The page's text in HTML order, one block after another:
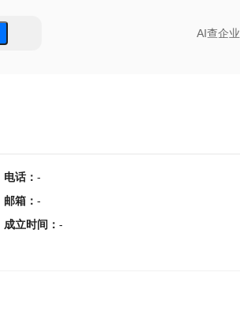
AI查企业
电话： -
邮箱 ： -
成立时间 ： -